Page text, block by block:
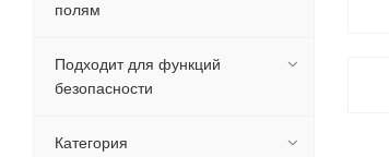
полям
Подходит для функций
безопасности
Категория